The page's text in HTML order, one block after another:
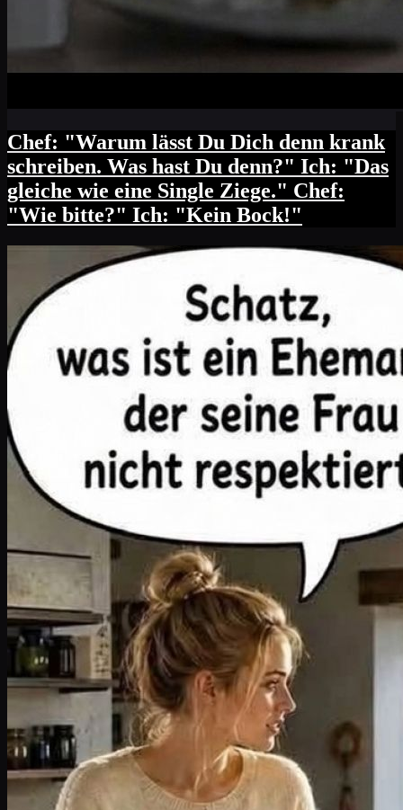
Chef: "Warum lässt Du Dich denn krank
schreiben. Was hast Du denn?" Ich: "Das
gleiche wie eine Single Ziege." Chef:
"Wie bitte?" Ich: "Kein Bock!"